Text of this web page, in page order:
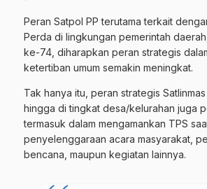
Peran Satpol PP terutama terkait
Perda di lingkungan pemerintah
ke-74, diharapkan peran strategis
ketertiban umum semakin meningkat.
Tak hanya itu, peran strategis
hingga di tingkat desa/kelurahan juga
termasuk dalam mengamankan TPS
penyelenggaraan acara masyarakat,
bencana, maupun kegiatan lainnya.